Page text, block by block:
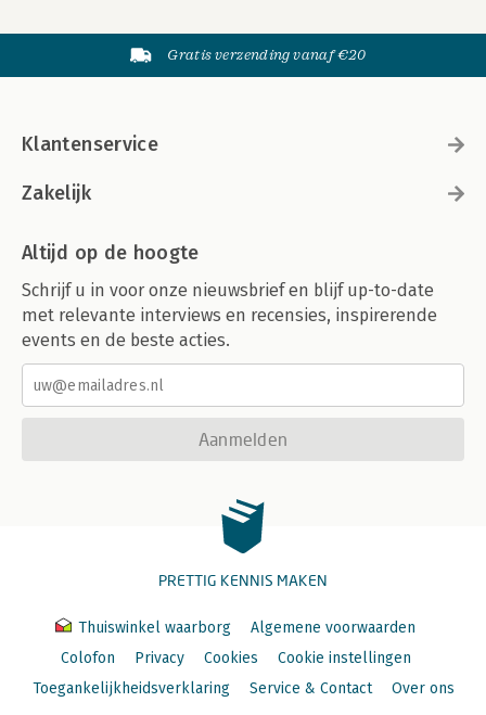
Gratis verzending vanaf €20
Klantenservice
Zakelijk
Altijd op de hoogte
Schrijf u in voor onze nieuwsbrief en blijf up-to-date
met relevante interviews en recensies, inspirerende
events en de beste acties.
Aanmelden
PRETTIG KENNIS MAKEN
Thuiswinkel waarborg
Algemene voorwaarden
Colofon
Privacy Cookies
Cookie instellingen
Toegankelijkheidsverklaring
Service & Contact Over ons